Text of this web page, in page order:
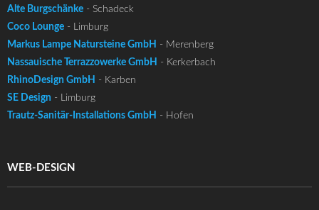
Alte Burgschänke - Schadeck
Coco Lounge - Limburg
Markus Lampe Natursteine GmbH - Merenberg
Nassauische Terrazzowerke GmbH - Kerkerbach
RhinoDesign GmbH - Karben
SE Design - Limburg
Trautz-Sanitär-Installations GmbH - Hofen
WEB-DESIGN